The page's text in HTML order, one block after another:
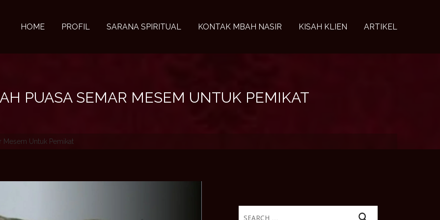
HOME PROFIL SARANA SPIRITUAL KONTAK MBAH NASIR KISAH KLIEN ARTIKEL
PUASA SEMAR MESEM UNTUK PEMIKAT
Mesem Untuk Pemikat